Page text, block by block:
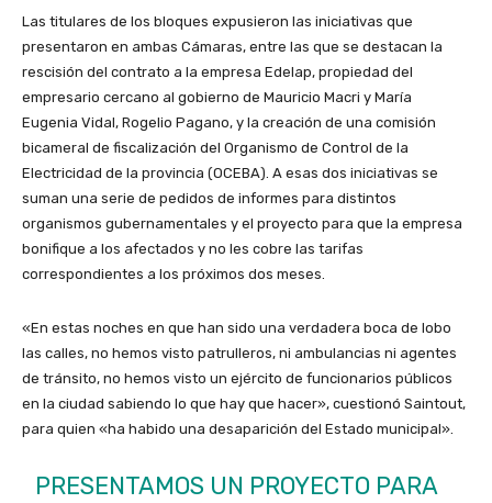
Las titulares de los bloques expusieron las iniciativas que
presentaron en ambas Cámaras, entre las que se destacan la
rescisión del contrato a la empresa Edelap, propiedad del
empresario cercano al gobierno de Mauricio Macri y María
Eugenia Vidal, Rogelio Pagano, y la creación de una comisión
bicameral de fiscalización del Organismo de Control de la
Electricidad de la provincia (OCEBA). A esas dos iniciativas se
suman una serie de pedidos de informes para distintos
organismos gubernamentales y el proyecto para que la empresa
bonifique a los afectados y no les cobre las tarifas
correspondientes a los próximos dos meses.
«En estas noches en que han sido una verdadera boca de lobo
las calles, no hemos visto patrulleros, ni ambulancias ni agentes
de tránsito, no hemos visto un ejército de funcionarios públicos
en la ciudad sabiendo lo que hay que hacer», cuestionó Saintout,
para quien «ha habido una desaparición del Estado municipal».
PRESENTAMOS UN PROYECTO PARA